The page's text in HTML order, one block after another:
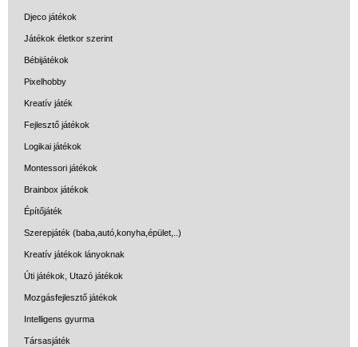
Djeco játékok
Játékok életkor szerint
Bébijátékok
Pixelhobby
Kreatív játék
Fejlesztő játékok
Logikai játékok
Montessori játékok
Brainbox játékok
Építőjáték
Szerepjáték (baba,autó,konyha,épület,..)
Kreatív játékok lányoknak
Úti játékok, Utazó játékok
Mozgásfejlesztő játékok
Intelligens gyurma
Társasjáték